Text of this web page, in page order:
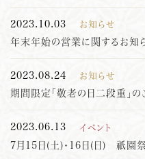
2023.10.03 お知らせ
年末年始の営業に関するお知
2023.08.24 お知らせ
期間限定「敬老の日二段重」の
2023.06.13 イベント
7月15日(土)・16日(日) 祇園祭